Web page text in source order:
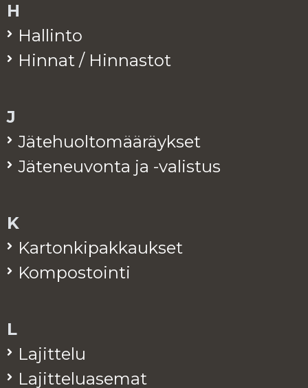
H
Hal­lin­to
Hin­nat / Hin­nas­tot
J
Jä­te­huol­to­mää­räyk­set
Jä­te­neu­von­ta ja -va­lis­tus
K
Kar­ton­ki­pak­kauk­set
Kom­pos­toin­ti
L
La­jit­te­lu
La­jit­te­lua­se­mat